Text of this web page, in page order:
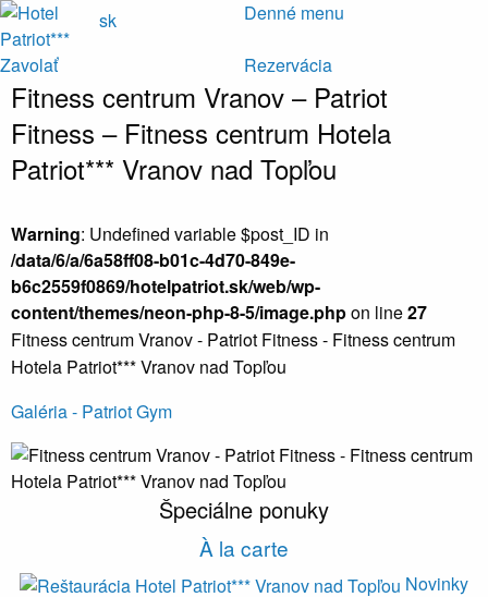
sk Denné menu
Zavolať Rezervácia
Fitness centrum Vranov – Patriot
Fitness – Fitness centrum Hotela
Patriot*** Vranov nad Topľou
Warning: Undefined variable $post_ID in
/data/6/a/6a58ff08-b01c-4d70-849e-
b6c2559f0869/hotelpatriot.sk/web/wp-
content/themes/neon-php-8-5/image.phpon line27
Fitness centrum Vranov - Patriot Fitness - Fitness centrum
Hotela Patriot*** Vranov nad Topľou
Galéria - Patriot Gym
Špeciálne ponuky
À la carte
Novinky